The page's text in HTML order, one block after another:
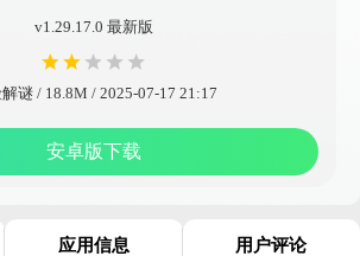
v1.29.17.0 最新版
谜 / 18.8M / 2025-07-17 21:17
安卓版下载
应用信息 用户评论